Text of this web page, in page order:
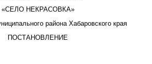
«СЕЛО НЕКРАСОВКА»
района Хабаровского края
ПОСТАНОВЛЕНИЕ